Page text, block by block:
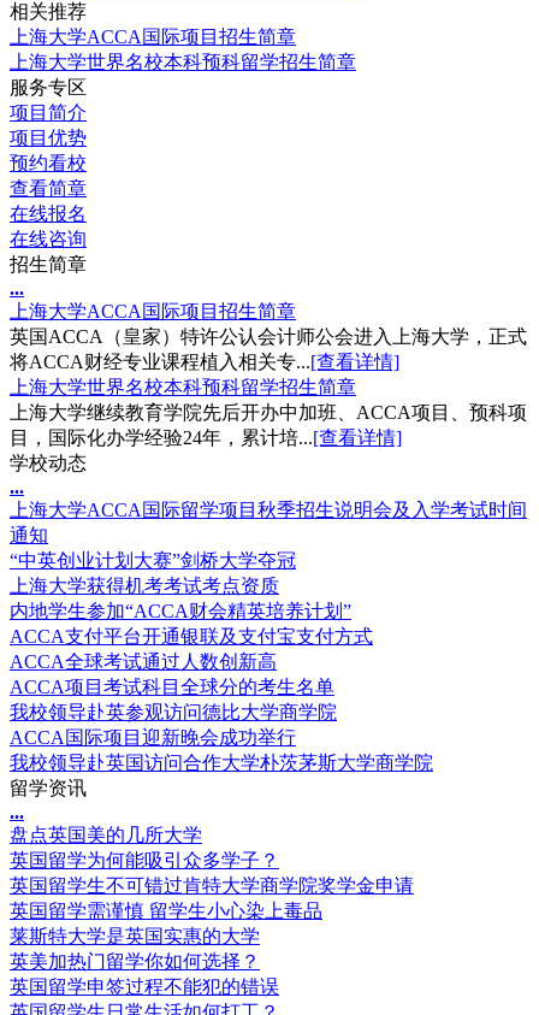
相关推荐
上海大学ACCA国际项目招生简章
上海大学世界名校本科预科留学招生简章
服务专区
项目简介
项目优势
预约看校
查看简章
在线报名
在线咨询
招生简章
...
上海大学ACCA国际项目招生简章
英国ACCA（皇家）特许公认会计师公会进入上海大学，正式
将ACCA财经专业课程植入相关专...[查看详情]
上海大学世界名校本科预科留学招生简章
上海大学继续教育学院先后开办中加班、ACCA项目、预科项
目，国际化办学经验24年，累计培...[查看详情]
学校动态
...
上海大学ACCA国际留学项目秋季招生说明会及入学考试时间
通知
“中英创业计划大赛”剑桥大学夺冠
上海大学获得机考考试考点资质
内地学生参加“ACCA财会精英培养计划”
ACCA支付平台开通银联及支付宝支付方式
ACCA全球考试通过人数创新高
ACCA项目考试科目全球分的考生名单
我校领导赴英参观访问德比大学商学院
ACCA国际项目迎新晚会成功举行
我校领导赴英国访问合作大学朴茨茅斯大学商学院
留学资讯
...
盘点英国美的几所大学
英国留学为何能吸引众多学子？
英国留学生不可错过肯特大学商学院奖学金申请
英国留学需谨慎 留学生小心染上毒品
莱斯特大学是英国实惠的大学
英美加热门留学你如何选择？
英国留学申签过程不能犯的错误